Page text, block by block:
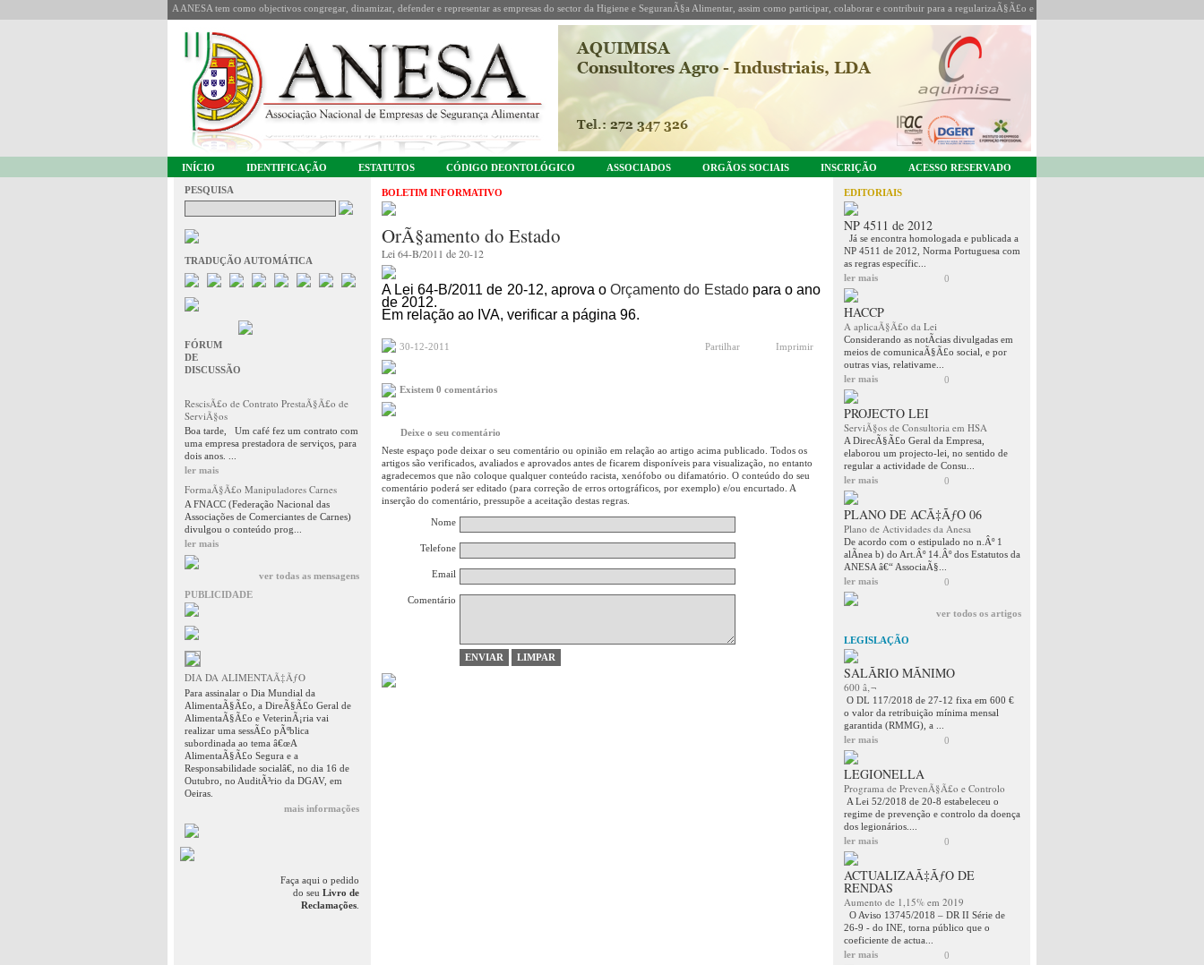
A ANESA tem como objectivos congregar, dinamizar, defender e representar as empresas do sector da Higiene e SeguranÃ§a Alimentar, assim como participar, colaborar e contribuir para a regularizaÃ§Ã£o e coordenaÃ§Ã£o da sua actividade.
INÍCIO IDENTIFICAÇÃO ESTATUTOS CÓDIGO DEONTOLÓGICO ASSOCIADOS ORGÃOS SOCIAIS INSCRIÇÃO ACESSO RESERVADO
PESQUISA
TRADUÇÃO AUTOMÁTICA
FÓRUM
DE
DISCUSSÃO
RescisÃ£o de Contrato PrestaÃ§Ã£o de
ServiÃ§os
Boa tarde, Um café fez um contrato com
uma empresa prestadora de serviços, para
dois anos. ...
ler mais
FormaÃ§Ã£o Manipuladores Carnes
A FNACC (Federação Nacional das
Associações de Comerciantes de Carnes)
divulgou o conteúdo prog...
ler mais
ver todas as mensagens
PUBLICIDADE
DIA DA ALIMENTAÃ‡ÃƒO
Para assinalar o Dia Mundial da
AlimentaÃ§Ã£o, a DireÃ§Ã£o Geral de
AlimentaÃ§Ã£o e VeterinÃ¡ria vai
realizar uma sessÃ£o pÃºblica
subordinada ao tema â€œA
AlimentaÃ§Ã£o Segura e a
Responsabilidade socialâ€, no dia 16 de
Outubro, no AuditÃ³rio da DGAV, em
Oeiras.
mais informações
Faça aqui o pedido
do seu Livro de
Reclamações
BOLETIM INFORMATIVO
OrÃ§amento do Estado
Lei 64-B/2011 de 20-12
A Lei 64-B/2011 de 20-12, aprova oOrçamento do Estado para o ano
de 2012.
Em relação ao IVA, verificar a página 96.
30-12-2011 Partilhar Imprimir
Existem 0 comentários
Deixe o seu comentário
Neste espaço pode deixar o seu comentário ou opinião em relação ao artigo acima publicado. Todos os
artigos são verificados, avaliados e aprovados antes de ficarem disponíveis para visualização, no entanto
agradecemos que não coloque qualquer conteúdo racista, xenófobo ou difamatório. O conteúdo do seu
comentário poderá ser editado (para correção de erros ortográficos, por exemplo) e/ou encurtado. A
inserção do comentário, pressupõe a aceitação destas regras.
Nome
Telefone
Email
Comentário
EDITORIAIS
NP 4511 de 2012
Já se encontra homologada e publicada a
NP 4511 de 2012, Norma Portuguesa com
as regras específic...
ler mais
0
HACCP
A aplicaÃ§Ã£o da Lei
Considerando as notÃ­cias divulgadas em
meios de comunicaÃ§Ã£o social, e por
outras vias, relativame...
ler mais
0
PROJECTO LEI
ServiÃ§os de Consultoria em HSA
A DirecÃ§Ã£o Geral da Empresa,
elaborou um projecto-lei, no sentido de
regular a actividade de Consu...
ler mais
0
PLANO DE ACÃ‡ÃƒO 06
Plano de Actividades da Anesa
De acordo com o estipulado no n.Âº 1
alÃ­nea b) do Art.Âº 14.Âº dos Estatutos da
ANESA â€“ AssociaÃ§...
ler mais
0
ver todos os artigos
LEGISLAÇÃO
SALÃRIO MÃNIMO
600 â‚¬
O DL 117/2018 de 27-12 fixa em 600 €
o valor da retribuição mínima mensal
garantida (RMMG), a ...
ler mais
0
LEGIONELLA
Programa de PrevenÃ§Ã£o e Controlo
A Lei 52/2018 de 20-8 estabeleceu o
regime de prevenção e controlo da doença
dos legionários....
ler mais
0
ACTUALIZAÃ‡ÃƒO DE
RENDAS
Aumento de 1,15% em 2019
O Aviso 13745/2018 – DR II Série de
26-9 - do INE, torna público que o
coeficiente de actua...
ler mais
0